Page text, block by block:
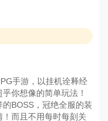
手游，以挂机诠释经
你想像的简单玩法！
BOSS，冠绝全服的装
而且不用每时每刻关